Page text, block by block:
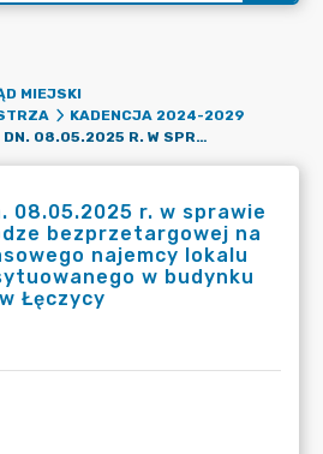
MIEJSKI
KADENCJA 2024-2029
120.81.2025 Z DN. 08.05.2025 R. W SPRAWIE SPRZEDAŻY W DRODZE BEZPRZETARGOWEJ NA RZECZ DOTYCHCZASOWEGO NAJEMCY LOKALU MIESZKALNEGO USYTUOWANEGO W BUDYNKU WIELOLOKALOWYM W ŁĘCZYCY
08.05.2025 r. w sprawie
bezprzetargowej na
najemcy lokalu
w budynku
Łęczycy